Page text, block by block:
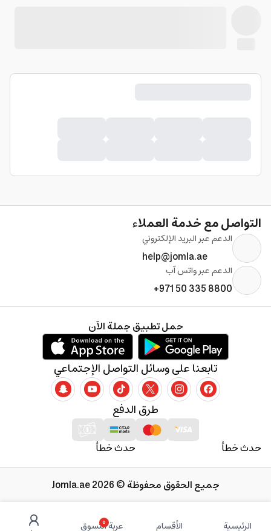
الرئيسية الأقسام 0
عربة التسوق
التواصل مع خدمة العملاء
الدعم عبر البريد الإلكتروني
help@jomla.ae
الدعم عبر واتس آب
+971 50 335 8800
حدث خطأ حدث خطأ
طرق الدفع
تابعنا على وسائل التواصل الإجتماعي
حمل تطبيق جملة الآن
جميع الحقوق محفوظة © 2026 Jomla.ae